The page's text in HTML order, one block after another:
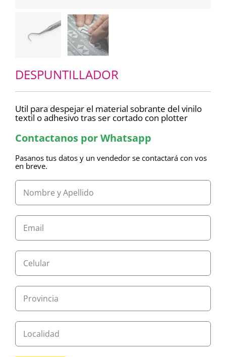
DESPUNTILLADOR
Util para despejar el material sobrante del vinilo
textil o adhesivo tras ser cortado con plotter
Contactanos por Whatsapp
Pasanos tus datos y un vendedor se contactará con vos
en breve.